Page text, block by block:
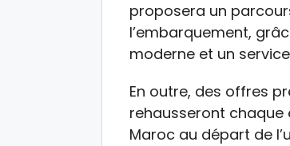
proposera un
l’embarquement,
moderne et un
En outre, des offres
rehausseront chaque
Maroc au départ de